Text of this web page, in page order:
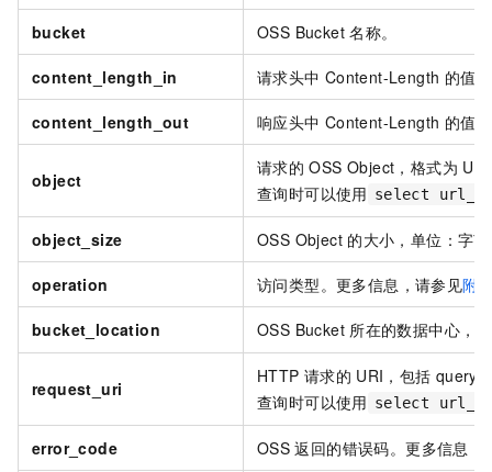
bucket OSS Bucket 名称。
content_length_in 请求头中 Content-Length 的值
content_length_out 响应头中 Content-Length 的值
object
请求的 OSS Object，格式为
查询时可以使用 select
object_size OSS Object 的大小，单位：字
operation 访问类型。更多信息，请参见附
bucket_location OSS Bucket 所在的数据中心，
request_uri
HTTP 请求的 URI，包括 query-
查询时可以使用 select
error_code OSS 返回的错误码。更多信息，